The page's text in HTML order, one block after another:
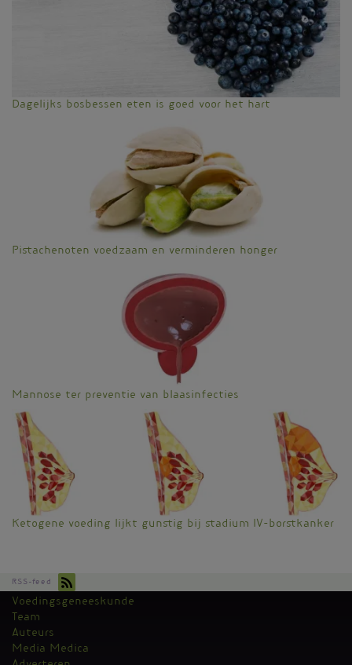
Dagelijks bosbessen eten is goed voor het hart
Pistachenoten voedzaam en verminderen honger
Mannose ter preventie van blaasinfecties
Ketogene voeding lijkt gunstig bij stadium IV-borstkanker
RSS-feed
Kantoormenu
Voedingsgeneeskunde
Team
Auteurs
Media Medica